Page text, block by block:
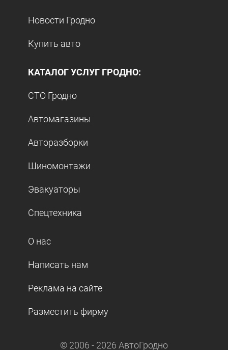
Новости Гродно
Купить авто
КАТАЛОГ УСЛУГ ГРОДНО:
СТО Гродно
Автомагазины
Авторазборки
Шиномонтажи
Эвакуаторы
Спецтехника
О нас
Написать нам
Реклама на сайте
Разместить фирму
© 2006 - 2026 АвтоГродно